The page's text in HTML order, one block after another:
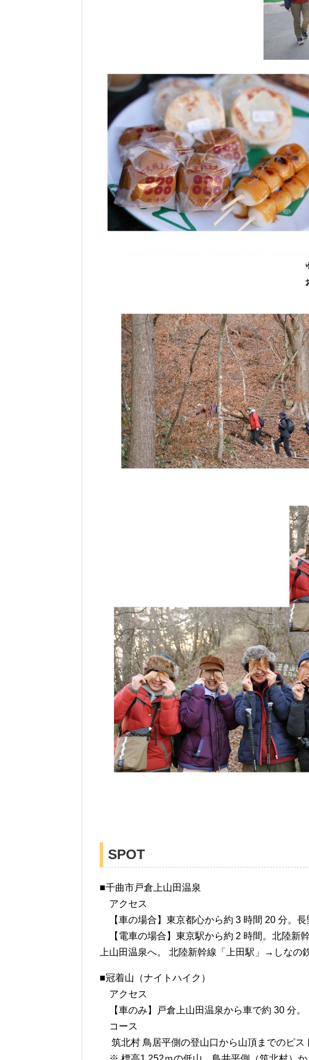
SPOT
■千曲市戸倉上山田温泉
アクセス
【車の場合】東京都心から約 3 時間 20 分。長
【電車の場合】東京駅から約 2 時間。北陸新
上山田温泉へ。 北陸新幹線「上田駅」→しなの
■冠着山（ナイトハイク）
アクセス
【車のみ】戸倉上山田温泉から車で約 30 分。
コース
筑北村 鳥居平側の登山口から山頂までのピス